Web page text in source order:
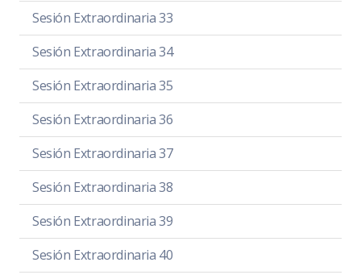
Sesión Extraordinaria 33
Sesión Extraordinaria 34
Sesión Extraordinaria 35
Sesión Extraordinaria 36
Sesión Extraordinaria 37
Sesión Extraordinaria 38
Sesión Extraordinaria 39
Sesión Extraordinaria 40